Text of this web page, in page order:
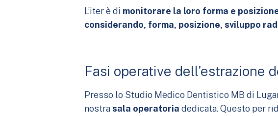
L’iter è di monitorare la loro forma e
considerando, forma, posizione, sviluppo
Fasi operative dell'estrazione
Presso lo Studio Medico Dentistico MB di
nostra sala operatoria dedicata. Questo per